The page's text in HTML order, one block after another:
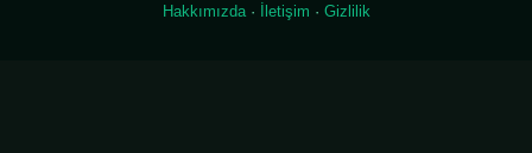
Hakkımızda· İletişim · Gizlilik